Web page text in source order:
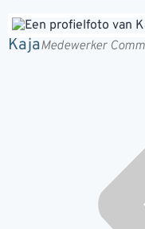
KajaMedewerker